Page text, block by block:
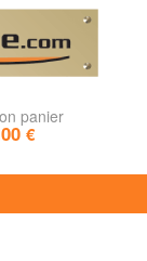
panier
€